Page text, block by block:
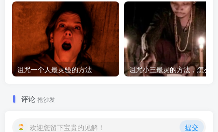
诅咒一个人最灵验的方法
评论 抢沙发
欢迎您留下宝贵的见解！ 提交